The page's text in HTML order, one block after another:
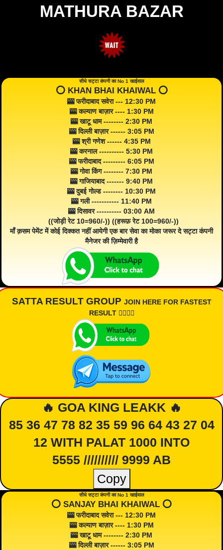
MATHURA BAZAR
सीधे सट्टा कंपनी का No 1 खाईवाल
⭕️ KHAN BHAI KHAIWAL ⭕️
🎰 फरीदाबाद सवेरा --- 12:30 PM
🎰 कल्याण बाज़ार ---- 1:30 PM
🎰 खाटू धाम -------- 2:30 PM
🎰 दिल्ली बाज़ार ------ 3:05 PM
🎰 श्री गणेश ------ 4:35 PM
🎰 करनाल ---------- 5:30 PM
🎰 फरीदाबाद --------- 6:05 PM
🎰 गोवा किंग -------- 7:30 PM
🎰 गाजियाबाद ------- 9:40 PM
🎰 दुबई गोल्ड -------- 10:30 PM
🎰 गली ----------- 11:40 PM
🎰 दिसावर ---------- 03:00 AM
((जोड़ी रेट 10=960/-)) ((हरूफ़ रेट 100=960/-))
माँ क़सम पेमेंट में कोई दिक्कत नहीं आयेगी एक बार सेवा का मोका जरूर दे सट्टा कंपनी
मैनेजर की ज़िम्मेवारी है
SATTA RESULT GROUP JOIN HERE FOR FASTEST
RESULT 👇🏾👇🏾
🔥 GOA KING LEAKK 🔥
85 36 47 78 82 35 59 96 64 43 27 04
12 WITH PALAT 1000 INTO
5555 ////////// 9999 AB
Copy
सीधे सट्टा कंपनी का No 1 खाईवाल
⭕️ SANJAY BHAI KHAIWAL ⭕️
🎰 फरीदाबाद सवेरा --- 12:30 PM
🎰 कल्याण बाज़ार ---- 1:30 PM
🎰 खाटू धाम -------- 2:30 PM
🎰 दिल्ली बाज़ार ------ 3:05 PM